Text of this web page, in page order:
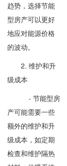
趋势，选择节能
型房产可以更好
地应对能源价格
的波动。
2. 维护和升
级成本
- 节能型房
产可能需要一些
额外的维护和升
级成本，如定期
检查和维护隔热